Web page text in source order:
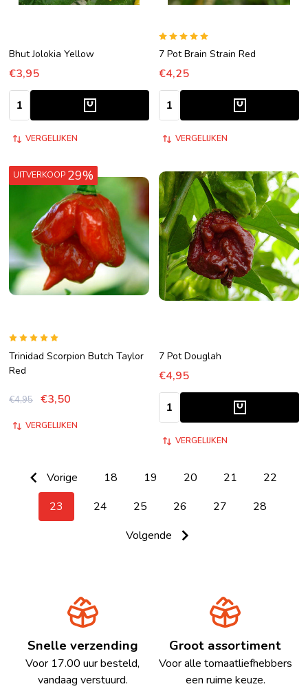
Bhut Jolokia Yellow
€3,95
Aantal:
VERGELIJKEN
7 Pot Brain Strain Red
€4,25
Aantal:
VERGELIJKEN
UITVERKOOP 29%
Trinidad Scorpion Butch Taylor
Red
€4,95 €3,50
VERGELIJKEN
7 Pot Douglah
€4,95
Aantal:
VERGELIJKEN
Vorige 18 19 20 21
22
23
24 25 26 27
28
Volgende
Snelle verzending
Voor 17.00 uur besteld,
vandaag verstuurd.
Groot assortiment
Voor alle tomaatliefhebbers
een ruime keuze.